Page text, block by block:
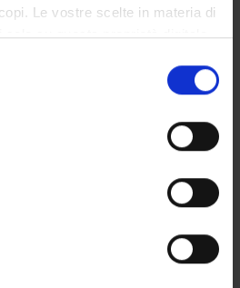
Le vostre scelte in materia di
su questa proprietà digitale
consenso in qualsiasi
sui cookie o facendo clic
sulla tua posizione
di qualche
dispositivo, scansionandolo